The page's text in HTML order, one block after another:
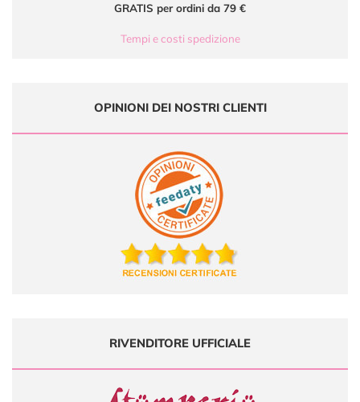
GRATIS per ordini da 79 €
Tempi e costi spedizione
OPINIONI DEI NOSTRI CLIENTI
RIVENDITORE UFFICIALE